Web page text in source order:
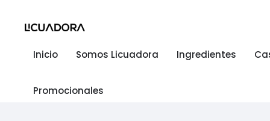
Inicio Somos Licuadora Ingredientes
Promocionales